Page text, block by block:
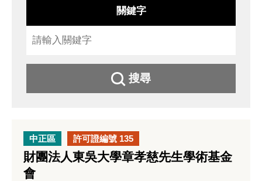
關鍵字
搜尋
中正區 許可證編號 135
財團法人東吳大學章孝慈先生學術基金
會